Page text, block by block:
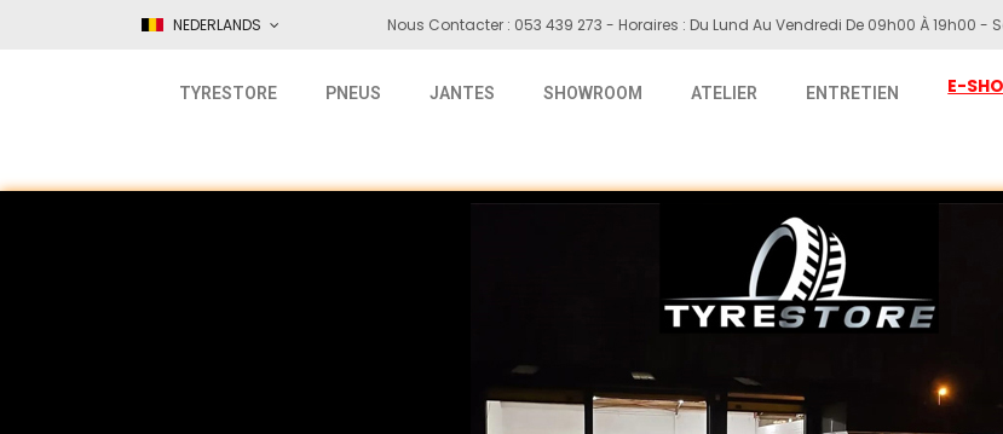
NEDERLANDS Nous Contacter : 053 439 273 - Horaires : Du Lund Au Vendredi De 09h00 À 19h00 -
TYRESTORE PNEUS JANTES SHOWROOM ATELIER ENTRETIEN E-